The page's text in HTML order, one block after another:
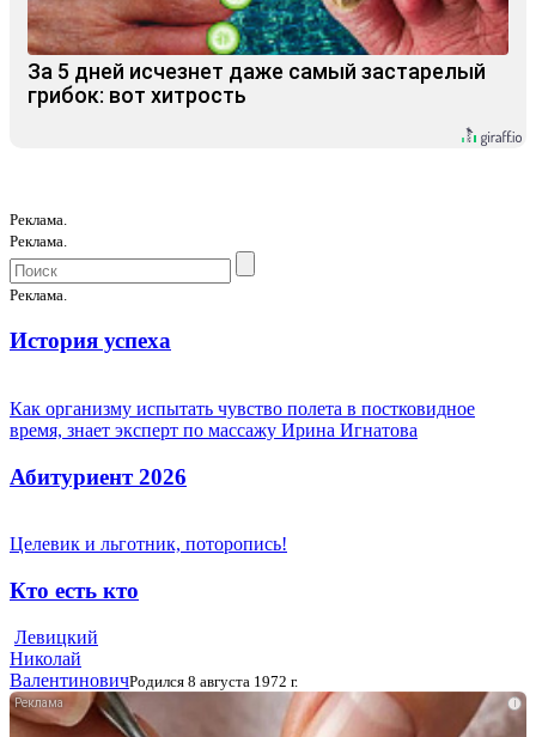
За 5 дней исчезнет даже самый застарелый
грибок: вот хитрость
Реклама.
Реклама.
Реклама.
История успеха
Как организму испытать чувство полета в постковидное
время, знает эксперт по массажу Ирина Игнатова
Абитуриент 2026
Целевик и льготник, поторопись!
Кто есть кто
Левицкий
Николай
ВалентиновичРодился 8 августа 1972 г.
i